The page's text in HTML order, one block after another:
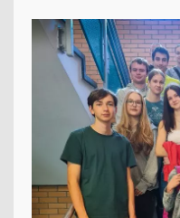
SERVICE
Krankmeldung
Downloads